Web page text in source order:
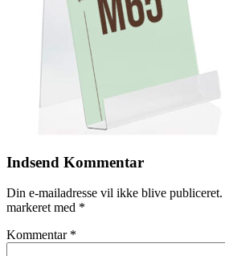
Indsend Kommentar
Din e-mailadresse vil ikke blive publiceret.
markeret med *
Kommentar *